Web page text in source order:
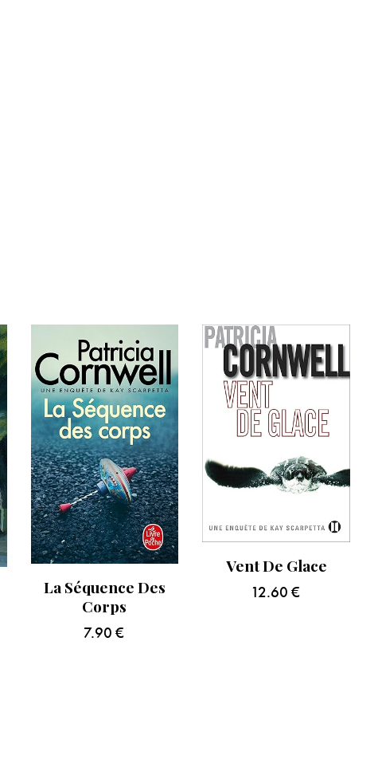
La Séquence Des
Corps
7.90 €
Vent De Glace
12.60€